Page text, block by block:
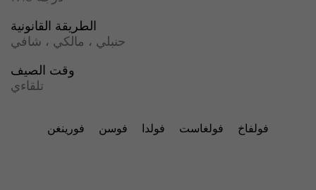
الطريقة القانونية
حنبلي ، مالكي ، شافي
وقت الصيف
تلقاءي
فورينغن فوسن فولدا فولغاست فولفاخ